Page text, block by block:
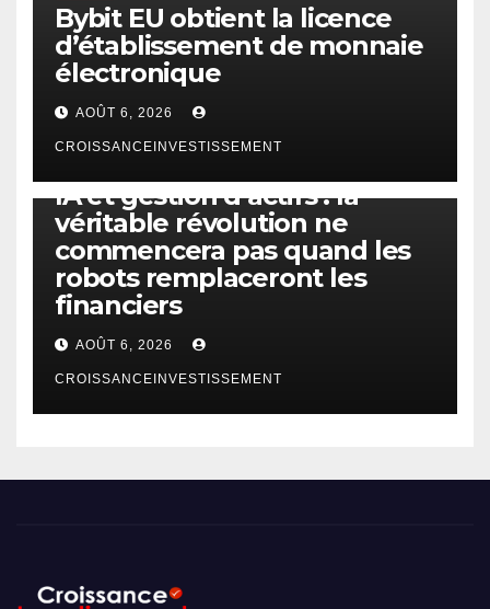
Bybit EU obtient la licence
d’établissement de monnaie
électronique
AOÛT 6, 2026
CROISSANCEINVESTISSEMENT
IA et gestion d’actifs : la
véritable révolution ne
commencera pas quand les
robots remplaceront les
financiers
AOÛT 6, 2026
CROISSANCEINVESTISSEMENT